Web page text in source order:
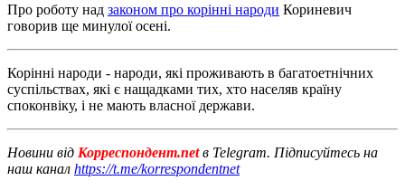
Про роботу над законом про корінні народи Кориневич
говорив ще минулої осені.
Корінні народи - народи, які проживають в багатоетнічних
суспільствах, які є нащадками тих, хто населяв країну
споконвіку, і не мають власної держави.
Новини від Корреспондент.netв Telegram. Підписуйтесь на
наш канал https://t.me/korrespondentnet